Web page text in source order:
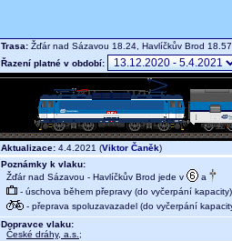
Trasa: Žďár nad Sázavou 18.24, Havlíčkův Brod
Řazení platné v období:
Aktualizace: 4.4.2021 (Viktor Čaněk)
Poznámky k vlaku:
Žďár nad Sázavou - Havlíčkův Brod jede v
a
- úschova během přepravy (do vyčerpání kapacity)
- přeprava spoluzavazadel (do vyčerpání
Dopravce vlaku:
České dráhy, a.s. ;